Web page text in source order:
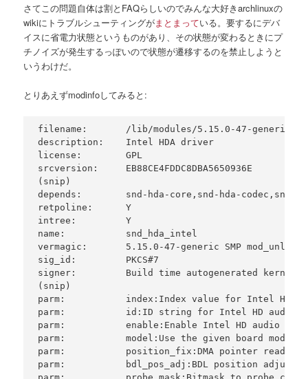
さてこの問題自体は割とFAQらしいのでみんな大好きarchlinuxの
wikiにトラブルシューティングがまとまっている。要するにデバ
イスに省電力状態というものがあり、その状態が変わるときにプ
チノイズが発生するっぽいので状態が遷移するのを禁止しようと
いうわけだ。
とりあえずmodinfoしてみると:
filename:       /lib/modules/5.15.0-47-generic/
description:    Intel HDA driver
license:        GPL
srcversion:     EB88CE4FDDC8DBA5650936E
(snip)
depends:        snd-hda-core,snd-hda-codec,snd-
retpoline:      Y
intree:         Y
name:           snd_hda_intel
vermagic:       5.15.0-47-generic SMP mod_unload
sig_id:         PKCS#7
signer:         Build time autogenerated kernel
(snip)
parm:           index:Index value for Intel HD
parm:           id:ID string for Intel HD audio
parm:           enable:Enable Intel HD audio
parm:           model:Use the given board
parm:           position_fix:DMA pointer read
parm:           bdl_pos_adj:BDL position